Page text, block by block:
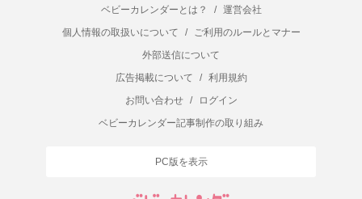
ベビーカレンダーとは？ /
運営会社
個人情報の取扱いについて
/
ご利用のルールとマナー
外部送信について
広告掲載について
/
利用規約
お問い合わせ
/
ログイン
ベビーカレンダー記事制作の取り組み
PC版を表示